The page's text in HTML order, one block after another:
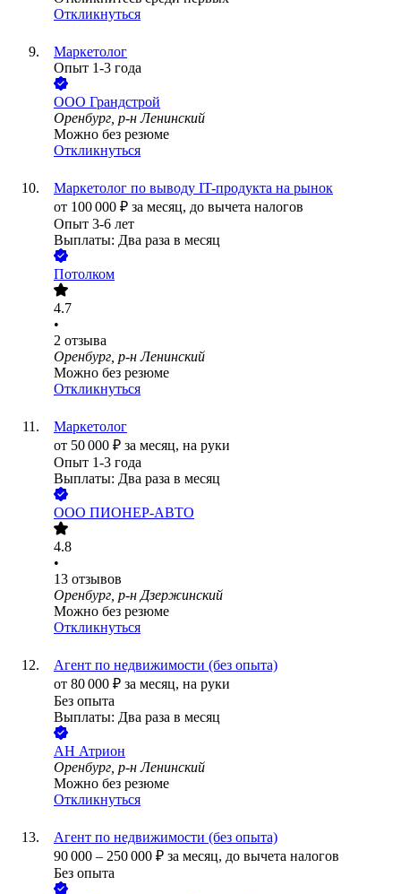
Откликнуться
Маркетолог
Опыт 1-3 года
ООО Грандстрой
Оренбург, р-н Ленинский
Можно без резюме
Откликнуться
Маркетолог по выводу IT-продукта на рынок
от 100 000 ₽ за месяц, до вычета налогов
Опыт 3-6 лет
Выплаты: Два раза в месяц
Потолком
4.7
•
2 отзыва
Оренбург, р-н Ленинский
Можно без резюме
Откликнуться
Маркетолог
от 50 000 ₽ за месяц, на руки
Опыт 1-3 года
Выплаты: Два раза в месяц
ООО ПИОНЕР-АВТО
4.8
•
13 отзывов
Оренбург, р-н Дзержинский
Можно без резюме
Откликнуться
Агент по недвижимости (без опыта)
от 80 000 ₽ за месяц, на руки
Без опыта
Выплаты: Два раза в месяц
АН Атрион
Оренбург, р-н Ленинский
Можно без резюме
Откликнуться
Агент по недвижимости (без опыта)
90 000 – 250 000 ₽ за месяц, до вычета налогов
Без опыта